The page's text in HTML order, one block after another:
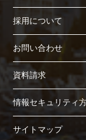
採用について
お問い合わせ
資料請求
情報セキュリティ
サイトマップ
プライバシー情報
プライバシー情報
お客様が当サイトを訪
ザに保存された情報
Cookie であり、対象
による設定、デバイ
せる目的を中心に使